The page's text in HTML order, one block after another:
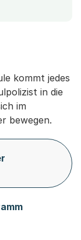
kommt jedes
in die
im
bewegen.